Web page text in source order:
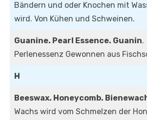
Bändern und oder Knochen mit
wird. Von Kühen und Schweinen.
Guanine. Pearl Essence. Guanin.
Perlenessenz Gewonnen aus
H
Beeswax. Honeycomb.
Wachs wird vom Schmelzen der